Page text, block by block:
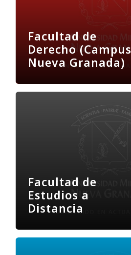
Facultad de
Derecho (Campus
Nueva Granada)
Facultad de
Estudios a
Distancia